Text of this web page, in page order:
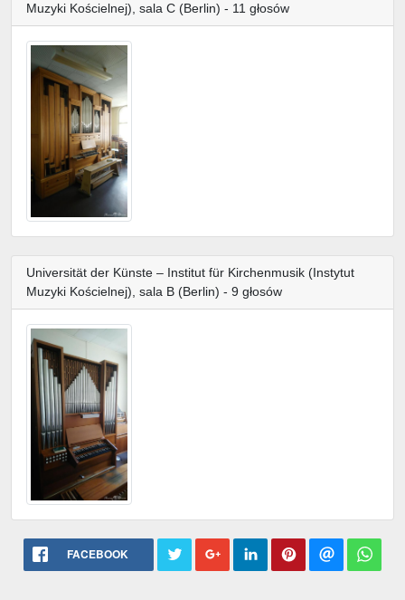
Muzyki Kościelnej), sala C (Berlin) - 11 głosów
Universität der Künste – Institut für Kirchenmusik (Instytut
Muzyki Kościelnej), sala B (Berlin) - 9 głosów
FACEBOOK